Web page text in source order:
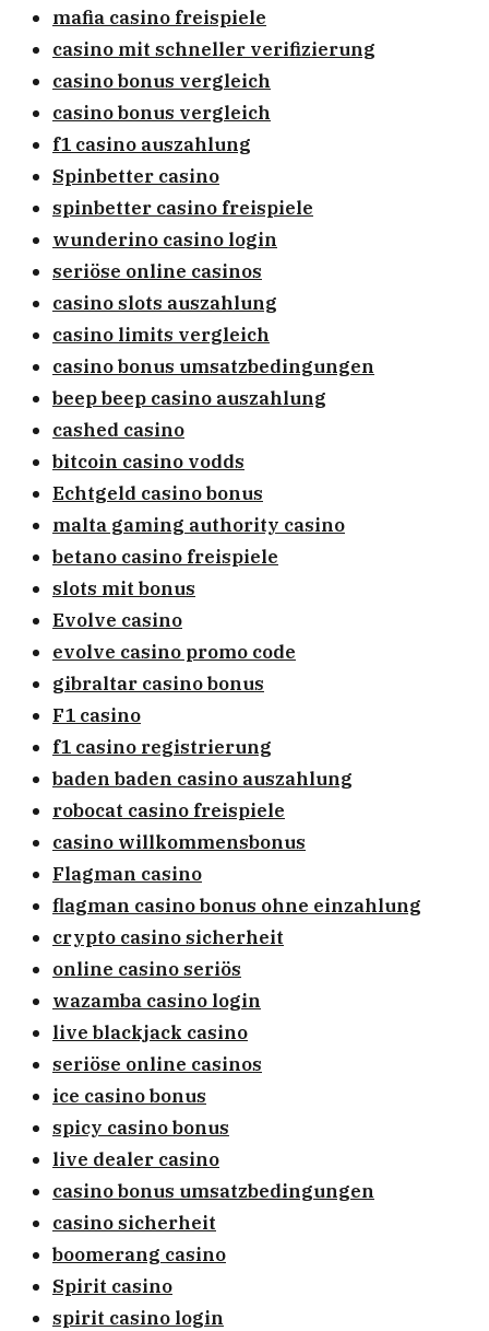
mafia casino freispiele
casino mit schneller verifizierung
casino bonus vergleich
casino bonus vergleich
f1 casino auszahlung
Spinbetter casino
spinbetter casino freispiele
wunderino casino login
seriöse online casinos
casino slots auszahlung
casino limits vergleich
casino bonus umsatzbedingungen
beep beep casino auszahlung
cashed casino
bitcoin casino vodds
Echtgeld casino bonus
malta gaming authority casino
betano casino freispiele
slots mit bonus
Evolve casino
evolve casino promo code
gibraltar casino bonus
F1 casino
f1 casino registrierung
baden baden casino auszahlung
robocat casino freispiele
casino willkommensbonus
Flagman casino
flagman casino bonus ohne einzahlung
crypto casino sicherheit
online casino seriös
wazamba casino login
live blackjack casino
seriöse online casinos
ice casino bonus
spicy casino bonus
live dealer casino
casino bonus umsatzbedingungen
casino sicherheit
boomerang casino
Spirit casino
spirit casino login